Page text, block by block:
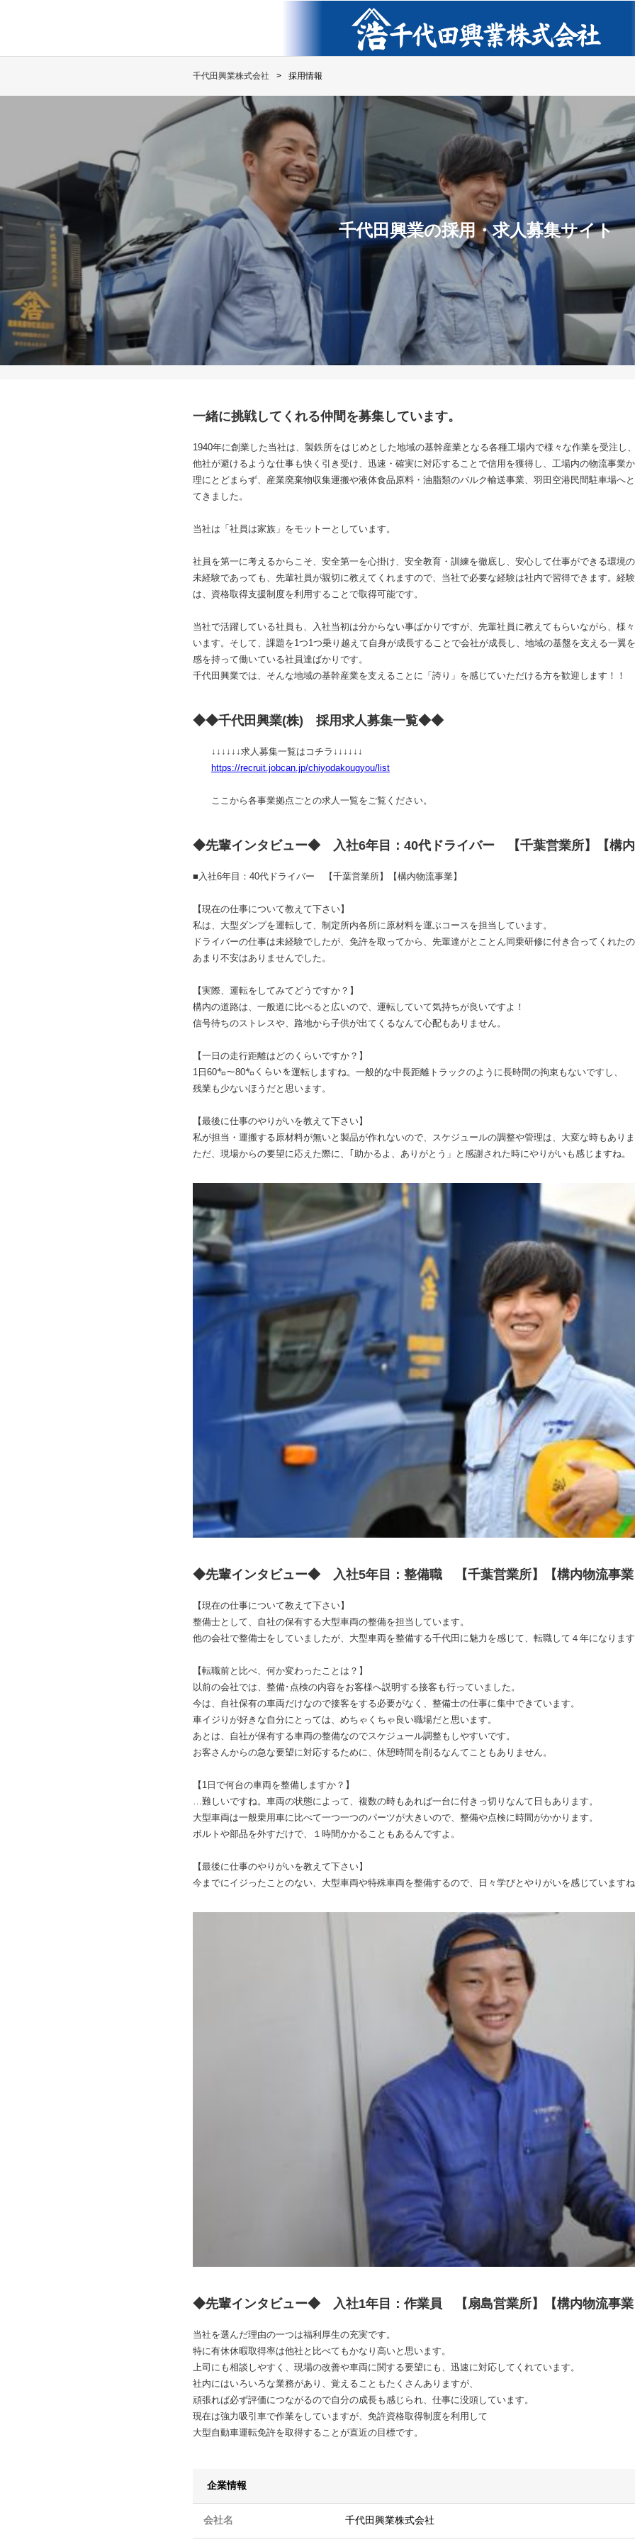
千代田興業株式会社 採用情報
千代田興業の採用・求人募集サイト
一緒に挑戦してくれる仲間を募集しています。
1940年に創業した当社は、製鉄所をはじめとした地域の基幹産業となる各種工場内で様々な作業を受注し
他社が避けるような仕事も快く引き受け、迅速・確実に対応することで信用を獲得し、工場内の物流事業
理にとどまらず、産業廃棄物収集運搬や液体食品原料・油脂類のバルク輸送事業、羽田空港民間駐車場へ
てきました。
当社は「社員は家族」をモットーとしています。
社員を第一に考えるからこそ、安全第一を心掛け、安全教育・訓練を徹底し、安心して仕事ができる環境
未経験であっても、先輩社員が親切に教えてくれますので、当社で必要な経験は社内で習得できます。経
は、資格取得支援制度を利用することで取得可能です。
当社で活躍している社員も、入社当初は分からない事ばかりですが、先輩社員に教えてもらいながら、様
います。そして、課題を1つ1つ乗り越えて自身が成長することで会社が成長し、地域の基盤を支える一翼
感を持って働いている社員達ばかりです。
千代田興業では、そんな地域の基幹産業を支えることに「誇り」を感じていただける方を歓迎します！！
◆◆千代田興業(株) 採用求人募集一覧◆◆
↓↓↓↓↓↓求人募集一覧はコチラ↓↓↓↓↓↓
https://recruit.jobcan.jp/chiyodakougyou/list
ここから各事業拠点ごとの求人一覧をご覧ください。
◆先輩インタビュー◆ 入社6年目：40代ドライバー 【千葉営業所】【構内
■入社6年目：40代ドライバー 【千葉営業所】【構内物流事業】
【現在の仕事について教えて下さい】
私は、大型ダンプを運転して、制定所内各所に原材料を運ぶコースを担当しています。
ドライバーの仕事は未経験でしたが、免許を取ってから、先輩達がとことん同乗研修に付き合ってくれた
あまり不安はありませんでした。
【実際、運転をしてみてどうですか？】
構内の道路は、一般道に比べると広いので、運転していて気持ちが良いですよ！
信号待ちのストレスや、路地から子供が出てくるなんて心配もありません。
【一日の走行距離はどのくらいですか？】
1日60㌔～80㌔くらいを運転しますね。一般的な中長距離トラックのように長時間の拘束もないですし、
残業も少ないほうだと思います。
【最後に仕事のやりがいを教えて下さい】
私が担当・運搬する原材料が無いと製品が作れないので、スケジュールの調整や管理は、大変な時もあり
ただ、現場からの要望に応えた際に、｢助かるよ、ありがとう」と感謝された時にやりがいも感じますね。
◆先輩インタビュー◆ 入社5年目：整備職 【千葉営業所】【構内物流事
【現在の仕事について教えて下さい】
整備士として、自社の保有する大型車両の整備を担当しています。
他の会社で整備士をしていましたが、大型車両を整備する千代田に魅力を感じて、転職して４年になりま
【転職前と比べ、何か変わったことは？】
以前の会社では、整備･点検の内容をお客様へ説明する接客も行っていました。
今は、自社保有の車両だけなので接客をする必要がなく、整備士の仕事に集中できています。
車イジりが好きな自分にとっては、めちゃくちゃ良い職場だと思います。
あとは、自社が保有する車両の整備なのでスケジュール調整もしやすいです。
お客さんからの急な要望に対応するために、休憩時間を削るなんてこともありません。
【1日で何台の車両を整備しますか？】
…難しいですね。車両の状態によって、複数の時もあれば一台に付きっ切りなんて日もあります。
大型車両は一般乗用車に比べて一つ一つのパーツが大きいので、整備や点検に時間がかかります。
ボルトや部品を外すだけで、１時間かかることもあるんですよ。
【最後に仕事のやりがいを教えて下さい】
今までにイジったことのない、大型車両や特殊車両を整備するので、日々学びとやりがいを感じています
◆先輩インタビュー◆ 入社1年目：作業員 【扇島営業所】【構内物流事
当社を選んだ理由の一つは福利厚生の充実です。
特に有休休暇取得率は他社と比べてもかなり高いと思います。
上司にも相談しやすく、現場の改善や車両に関する要望にも、迅速に対応してくれています。
社内にはいろいろな業務があり、覚えることもたくさんありますが、
頑張れば必ず評価につながるので自分の成長も感じられ、仕事に没頭しています。
現在は強力吸引車で作業をしていますが、免許資格取得制度を利用して
大型自動車運転免許を取得することが直近の目標です。
企業情報
会社名 千代田興業株式会社